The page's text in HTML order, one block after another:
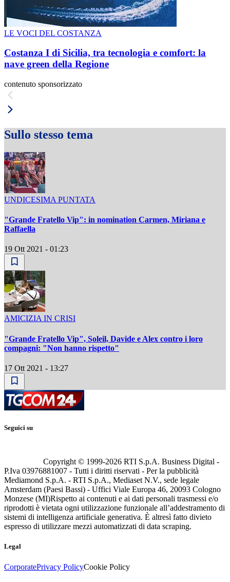
LE VOCI DEL COSTANZA
Costanza I di Sicilia, tra tecnologia e comfort: la
nave green della Regione
contenuto sponsorizzato
Sullo stesso tema
UNDICESIMA PUNTATA
"Grande Fratello Vip": in nomination Carmen, Miriana e
Raffaella
19 Ott 2021 - 01:23
AMICIZIA IN CRISI
"Grande Fratello Vip", Soleil, Davide e Alex contro i loro
compagni: "Non hanno rispetto"
17 Ott 2021 - 13:27
Seguici su
Copyright © 1999-2026 RTI S.p.A. Business Digital -
P.Iva 03976881007 - Tutti i diritti riservati - Per la pubblicità
Mediamond S.p.A. - RTI S.p.A., Mediaset N.V., sede legale
Amsterdam (Paesi Bassi) - Uffici Viale Europa 46, 20093 Cologno
Monzese (MI)Rispetto ai contenuti e ai dati personali trasmessi e/o
riprodotti è vietata ogni utilizzazione funzionale all’addestramento di
sistemi di intelligenza artificiale generativa. È altresì fatto divieto
espresso di utilizzare mezzi automatizzati di data scraping.
Legal
CorporatePrivacy PolicyCookie Policy